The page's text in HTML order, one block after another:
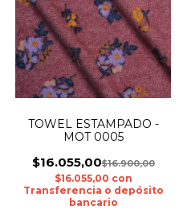
TOWEL ESTAMPADO -
MOT 0005
$16.055,00$16.900,00
$16.055,00 con
Transferencia o depósito
bancario